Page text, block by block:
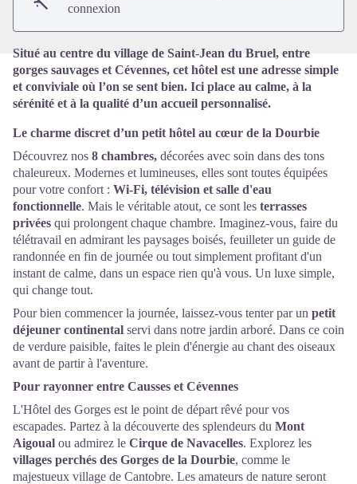
connexion
Situé au centre du village de Saint-Jean du Bruel, entre
gorges sauvages et Cévennes, cet hôtel est une adresse simple
et conviviale où l’on se sent bien. Ici place au calme, à la
sérénité et à la qualité d’un accueil personnalisé.
Le charme discret d’un petit hôtel au cœur de la Dourbie
Découvrez nos 8 chambres, décorées avec soin dans des tons
chaleureux. Modernes et lumineuses, elles sont toutes équipées
pour votre confort : Wi-Fi, télévision et salle d'eau
fonctionnelle. Mais le véritable atout, ce sont les terrasses
privées qui prolongent chaque chambre. Imaginez-vous, faire du
télétravail en admirant les paysages boisés, feuilleter un guide de
randonnée en fin de journée ou tout simplement profitant d'un
instant de calme, dans un espace rien qu'à vous. Un luxe simple,
qui change tout.
Pour bien commencer la journée, laissez-vous tenter par un petit
déjeuner continental servi dans notre jardin arboré. Dans ce coin
de verdure paisible, faites le plein d'énergie au chant des oiseaux
avant de partir à l'aventure.
Pour rayonner entre Causses et Cévennes
L'Hôtel des Gorges est le point de départ rêvé pour vos
escapades. Partez à la découverte des splendeurs du Mont
Aigoual ou admirez le Cirque de Navacelles. Explorez les
villages perchés des Gorges de la Dourbie, comme le
majestueux village de Cantobre. Les amateurs de nature seront